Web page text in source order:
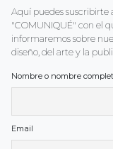
técnica sobre aspectos
DISEÑO GRÁFICO
Aquí puedes suscribirte
"COMUNIQUÉ" con el
informaremos sobre
diseño, del arte y la
Nombre o nombre
Email